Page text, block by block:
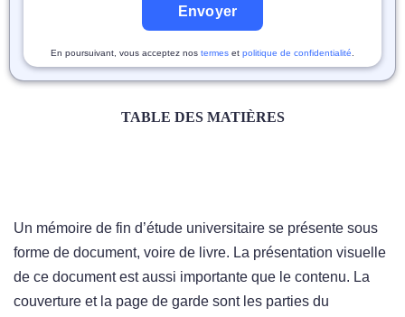
Envoyer
En poursuivant, vous acceptez nos termes et politique de confidentialité
TABLE DES MATIÈRES
Un mémoire de fin d’étude universitaire se présente sous
forme de document, voire de livre. La présentation visuelle
de ce document est aussi importante que le contenu. La
couverture et la page de garde sont les parties du